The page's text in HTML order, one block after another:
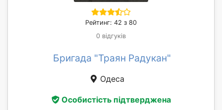
Рейтинг: 42 з 80
0 відгуків
Бригада "Траян Радукан"
Одеса
Особистість підтверджена